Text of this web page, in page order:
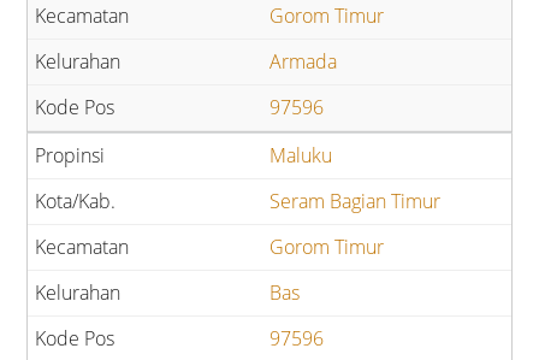
Gorom Timur
Armada
97596
Maluku
Seram Bagian Timur
Gorom Timur
Bas
97596